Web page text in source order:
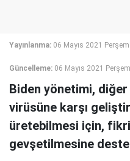
Yayınlanma: 06 Mayıs 2021
Güncelleme: 06 Mayıs 2021
Biden yönetimi,
virüsüne karşı
üretebilmesi için, fikri
gevşetilmesine